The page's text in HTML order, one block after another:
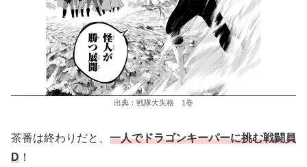
出典：戦隊大失格 1巻
茶番は終わりだと、 一人でドラゴンキーパーに挑む戦闘員
D ！